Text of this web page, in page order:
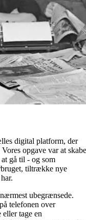
digital platform, der
opgave var at skabe
gå til - og som
tiltrække nye
ubegrænsede.
telefonen over
tage en